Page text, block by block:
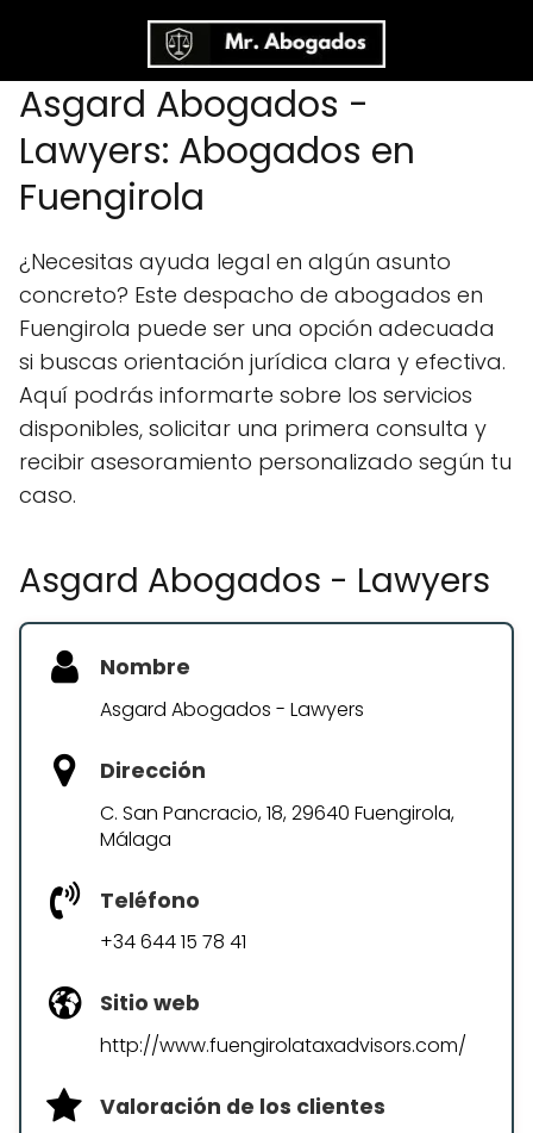
Asgard Abogados -
Lawyers: Abogados en
Fuengirola
¿Necesitas ayuda legal en algún asunto
concreto? Este despacho de abogados en
Fuengirola puede ser una opción adecuada
si buscas orientación jurídica clara y efectiva.
Aquí podrás informarte sobre los servicios
disponibles, solicitar una primera consulta y
recibir asesoramiento personalizado según tu
caso.
Asgard Abogados - Lawyers
Nombre
Asgard Abogados - Lawyers
Dirección
C. San Pancracio, 18, 29640 Fuengirola,
Málaga
Teléfono
+34 644 15 78 41
Sitio web
http://www.fuengirolataxadvisors.com/
Valoración de los clientes